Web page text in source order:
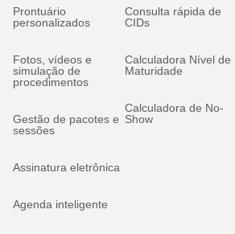
Prontuário
personalizados
Fotos, vídeos e
simulação de
procedimentos
Gestão de pacotes e
sessões
Assinatura eletrônica
Agenda inteligente
Consulta rápida de
CIDs
Calculadora Nível de
Maturidade
Calculadora de No-
Show